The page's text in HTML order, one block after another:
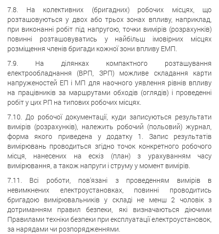
7.8. На колективних (бригадних) робочих місцях, що
розташовуються у двох або трьох зонах впливу, наприклад,
при виконанні робіт під напругою, точки вимірів (розрахунків)
повинні розташовуватись у найбільш імовірних місцях
розміщення членів бригади кожної зони впливу ЕМП.
7.9. На ділянках компактного розташування
електрообладнання (ВРП, ЗРП) можливе складання карти
напруженостей ЕП і МП для наочного уявлення рівнів впливу
на працівників за маршрутами обходів (оглядів) і проведенні
робіт у цих РП на типових робочих місцях.
7.10. До робочої документації, куди записуються результати
вимірів (розрахунків), належить робочий (польовий) журнал,
форма якого приведена у додатку 1. Запис результатів
вимірювань проводиться згідно точок конкретного робочого
місця, нанесених на ескіз (план) з урахуванням часу
вимірювання, а також напруги і струму у момент вимірів.
7.11. Всі роботи, пов'язані з проведенням вимірів в
невимкнених електроустановках, повинні проводитись
бригадою вимірювальників у складі не менш 2 чоловік з
дотриманням правил безпеки, які визначаються діючими
Правилами техніки безпеки при експлуатації електроустановок,
за нарядами чи розпорядженнями.